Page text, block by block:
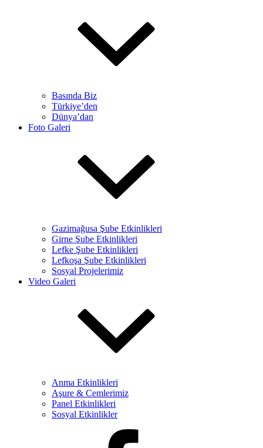
Basında Biz
Türkiye’den
Dünya’dan
Foto Galeri
Gazimağusa Şube Etkinlikleri
Girne Şube Etkinlikleri
Lefke Şube Etkinlikleri
Lefkoşa Şube Etkinlikleri
Sosyal Projelerimiz
Video Galeri
Anma Etkinlikleri
Aşure & Cemlerimiz
Panel Etkinlikleri
Sosyal Etkinlikler